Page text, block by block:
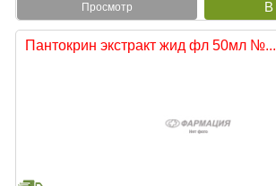
Просмотр
Пантокрин экстракт жид фл 50мл №...